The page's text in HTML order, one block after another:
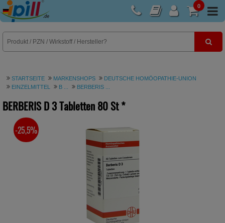
0
E-Rezept
STARTSEITE MARKENSHOPS
DEUTSCHE HOMÖOPATHIE-UNION
EINZELMITTEL
B ... BERBERIS ...
BERBERIS D 3 Tabletten80 St*
SIE SPAREN
-25,5%